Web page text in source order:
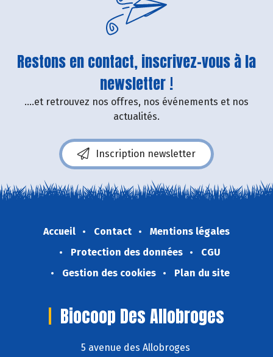
Restons en contact, inscrivez-vous à la
newsletter !
....et retrouvez nos offres, nos événements et nos
actualités.
Inscription newsletter
Accueil Contact
Mentions légales
Protection des données
CGU
Gestion des cookies
Plan du site
Biocoop Des Allobroges
5 avenue des Allobroges